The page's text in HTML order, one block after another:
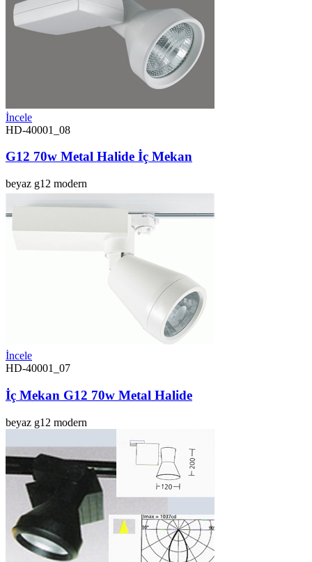
İncele
HD-40001_08
G12 70w Metal Halide İç Mekan
beyaz g12 modern
İncele
HD-40001_07
İç Mekan G12 70w Metal Halide
beyaz g12 modern